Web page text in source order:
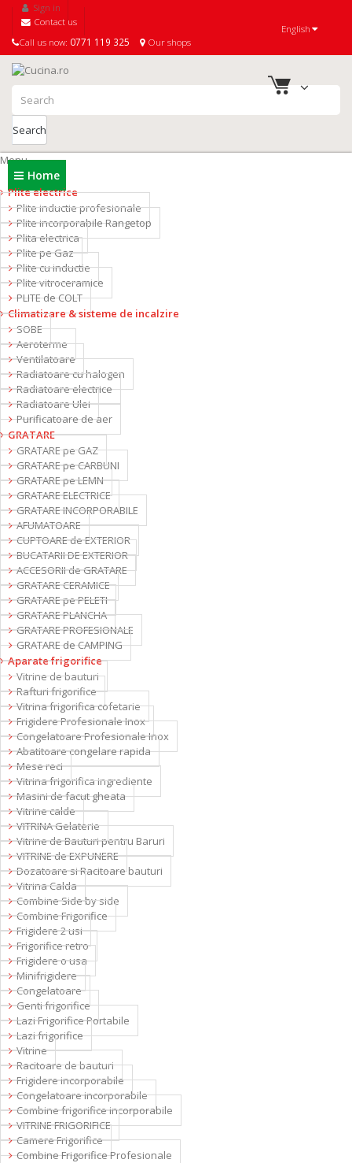
Sign in
English
Contact us
Call us now: 0771 119 325 Our shops
Search
Menu
Home
Plite electrice
Plite inductie profesionale
Plite incorporabile Rangetop
Plita electrica
Plite pe Gaz
Plite cu inductie
Plite vitroceramice
PLITE de COLT
Climatizare & sisteme de incalzire
SOBE
Aeroterme
Ventilatoare
Radiatoare cu halogen
Radiatoare electrice
Radiatoare Ulei
Purificatoare de aer
GRATARE
GRATARE pe GAZ
GRATARE pe CARBUNI
GRATARE pe LEMN
GRATARE ELECTRICE
GRATARE INCORPORABILE
AFUMATOARE
CUPTOARE de EXTERIOR
BUCATARII DE EXTERIOR
ACCESORII de GRATARE
GRATARE CERAMICE
GRATARE pe PELETI
GRATARE PLANCHA
GRATARE PROFESIONALE
GRATARE de CAMPING
Aparate frigorifice
Vitrine de bauturi
Rafturi frigorifice
Vitrina frigorifica cofetarie
Frigidere Profesionale Inox
Congelatoare Profesionale Inox
Abatitoare congelare rapida
Mese reci
Vitrina frigorifica ingrediente
Masini de facut gheata
Vitrine calde
VITRINA Gelaterie
Vitrine de Bauturi pentru Baruri
VITRINE de EXPUNERE
Dozatoare si Racitoare bauturi
Vitrina Calda
Combine Side by side
Combine Frigorifice
Frigidere 2 usi
Frigorifice retro
Frigidere o usa
Minifrigidere
Congelatoare
Genti frigorifice
Lazi Frigorifice Portabile
Lazi frigorifice
Vitrine
Racitoare de bauturi
Frigidere incorporabile
Congelatoare incorporabile
Combine frigorifice incorporabile
VITRINE FRIGORIFICE
Camere Frigorifice
Combine Frigorifice Profesionale